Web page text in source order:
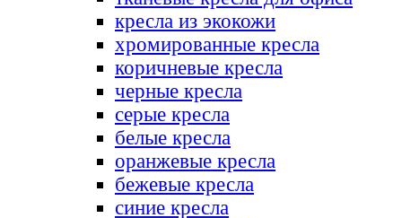
кресла из экокожи
хромированные кресла
коричневые кресла
черные кресла
серые кресла
белые кресла
оранжевые кресла
бежевые кресла
синие кресла